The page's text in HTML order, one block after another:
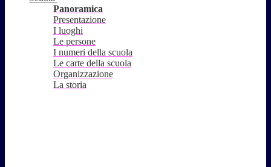
Panoramica
Presentazione
I luoghi
Le persone
I numeri della scuola
Le carte della scuola
Organizzazione
La storia